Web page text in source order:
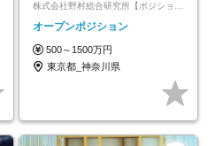
株式会社野村総合研究所【ポジションマッチ登録】
オープンポジション
500～1500万円
東京都_神奈川県